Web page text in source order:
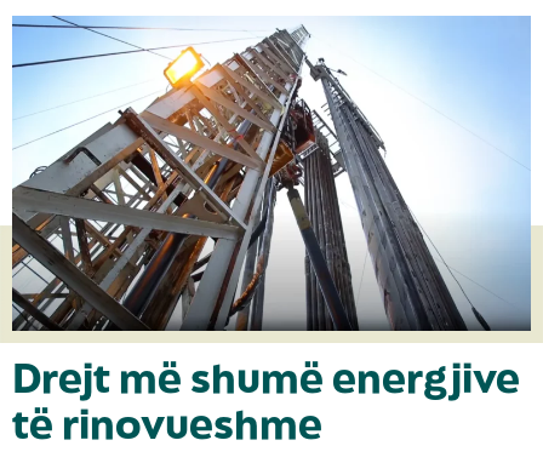
Drejt më shumë energjive
të rinovueshme